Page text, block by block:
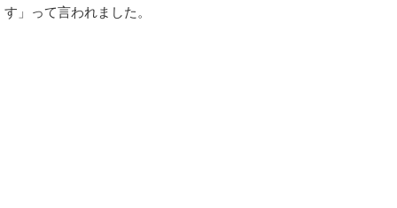
す」って言われました。